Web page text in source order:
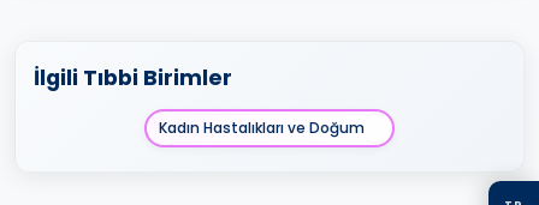
İlgili Tıbbi Birimler
Kadın Hastalıkları ve Doğum